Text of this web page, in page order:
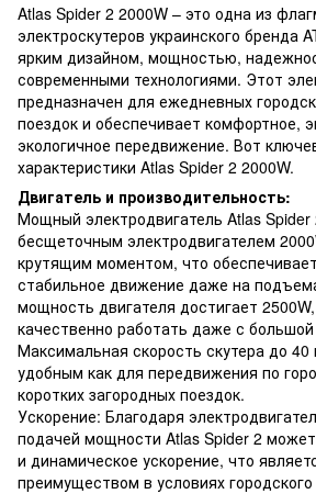
Atlas Spider 2 2000W – это одна из
электроскутеров украинского бренда
ярким дизайном, мощностью,
современными технологиями. Этот
предназначен для ежедневных
поездок и обеспечивает комфортное,
экологичное передвижение. Вот
характеристики Atlas Spider 2 2000W.
Двигатель и производительность:
Мощный электродвигатель Atlas
бесщеточным электродвигателем
крутящим моментом, что
стабильное движение даже на
мощность двигателя достигает
качественно работать даже с большой
Максимальная скорость скутера до 40
удобным как для передвижения по
коротких загородных поездок.
Ускорение: Благодаря
подачей мощности Atlas Spider 2
и динамическое ускорение, что
преимуществом в условиях